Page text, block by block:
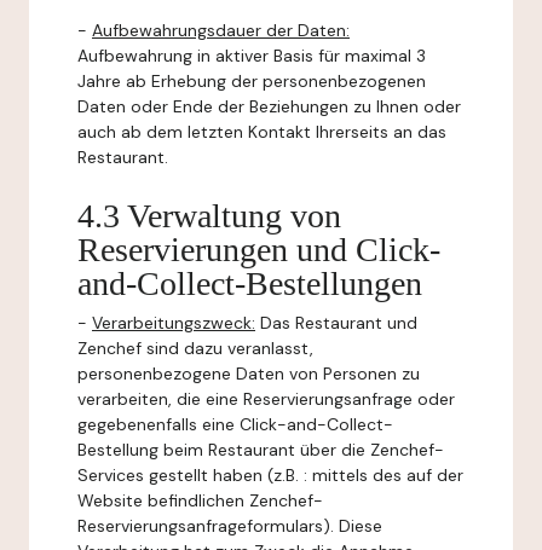
- Aufbewahrungsdauer der Daten:
Aufbewahrung in aktiver Basis für maximal 3
Jahre ab Erhebung der personenbezogenen
Daten oder Ende der Beziehungen zu Ihnen oder
auch ab dem letzten Kontakt Ihrerseits an das
Restaurant.
4.3 Verwaltung von
Reservierungen und Click-
and-Collect-Bestellungen
- Verarbeitungszweck: Das Restaurant und
Zenchef sind dazu veranlasst,
personenbezogene Daten von Personen zu
verarbeiten, die eine Reservierungsanfrage oder
gegebenenfalls eine Click-and-Collect-
Bestellung beim Restaurant über die Zenchef-
Services gestellt haben (z.B. : mittels des auf der
Website befindlichen Zenchef-
Reservierungsanfrageformulars). Diese